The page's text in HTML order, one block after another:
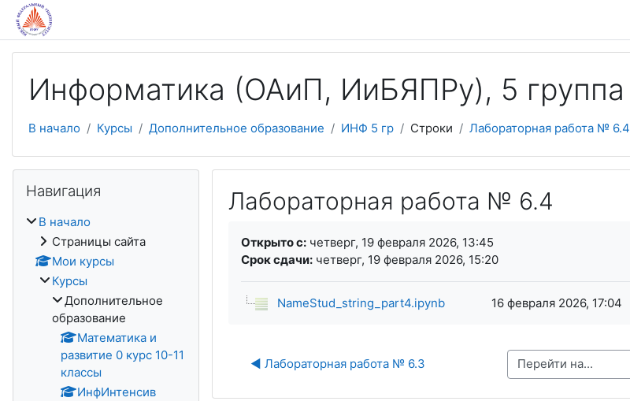
Перейти к основному содержанию
Информатика (ОАиП, ИиБЯПPy), 5 группа
В начало Курсы Дополнительное образование ИНФ 5 гр Строки Лабораторная работа № 6.4
Лабораторная работа № 6.4
Открыто с:четверг, 19 февраля 2026, 13:45
Срок сдачи:четверг, 19 февраля 2026, 15:20
NameStud_string_part4.ipynb 16 февраля 2026, 17:04
◀︎ Лабораторная работа № 6.3 Перейти на...
Навигация
В начало
Страницы сайта
Мои курсы
Курсы
Дополнительное
образование
Математика и
развитие 0 курс 10-11
классы
ИнфИнтенсив